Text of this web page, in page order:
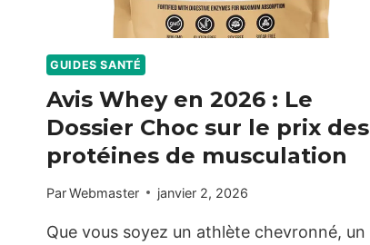
GUIDES SANTÉ
Avis Whey en 2026 : Le
Dossier Choc sur le prix des
protéines de musculation
ParWebmaster janvier 2, 2026
Que vous soyez un athlète chevronné, un